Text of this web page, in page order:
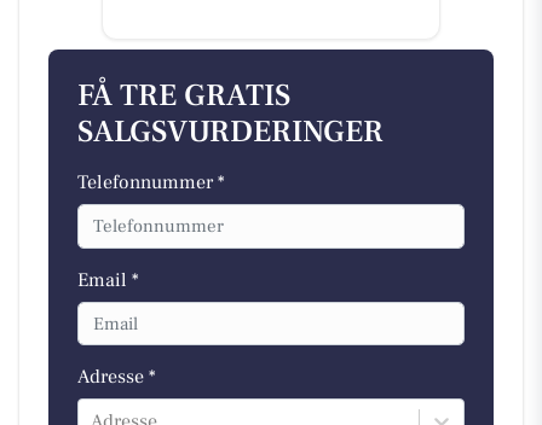
FÅ TRE GRATIS
SALGSVURDERINGER
Telefonnummer *
Email *
Adresse *